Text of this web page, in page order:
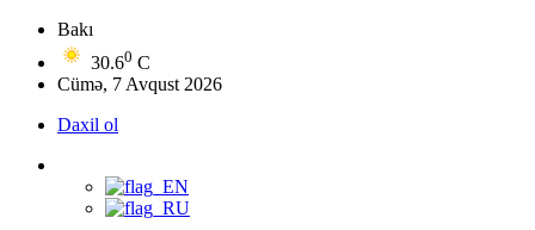
Bakı
30.60 C
Cümə, 7 Avqust 2026
Daxil ol